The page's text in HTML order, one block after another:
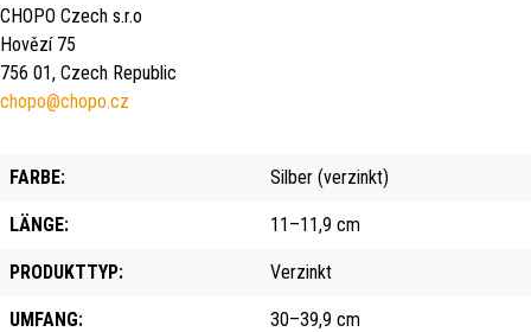
CHOPO Czech s.r.o
Hovězí 75
756 01, Czech Republic
chopo@chopo.cz
FARBE: Silber (verzinkt)
LÄNGE: 11–11,9 cm
PRODUKTTYP: Verzinkt
UMFANG: 30–39,9 cm